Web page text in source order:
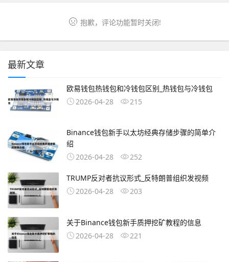
抱歉，评论功能暂时关闭!
最新文章
欧易钱包热钱包和冷钱包区别_热钱包与冷钱包
2026-04-28
215
Binance钱包新手以太坊经典存储步骤的简单介
绍
2026-04-28
252
TRUMP反对者抗议形式_反特朗普组织发视频
2026-04-28
203
关于Binance钱包新手质押挖矿教程的信息
2026-04-28
221